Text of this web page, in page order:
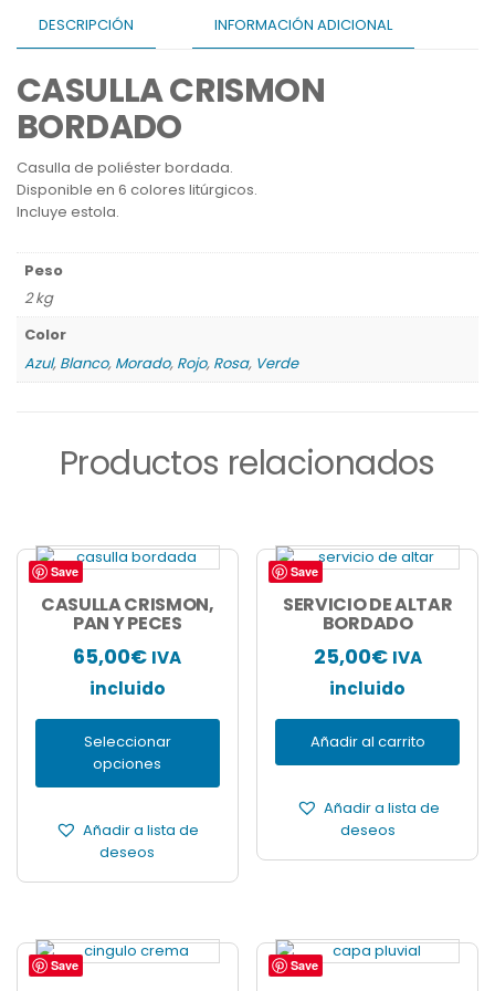
DESCRIPCIÓN INFORMACIÓN ADICIONAL
CASULLA CRISMON
BORDADO
Casulla de poliéster bordada.
Disponible en 6 colores litúrgicos.
Incluye estola.
Peso
2 kg
Color
Azul, Blanco, Morado, Rojo, Rosa, Verde
Productos relacionados
Save
CASULLA CRISMON,
PAN Y PECES
65,00€ IVA
incluido
Seleccionar
opciones
Este
producto
variantes.
pueden
página
producto
Añadir a lista de
deseos
Save
SERVICIO DE ALTAR
BORDADO
25,00€ IVA
incluido
Añadir al carrito
Añadir a lista de
deseos
Save Save
Este